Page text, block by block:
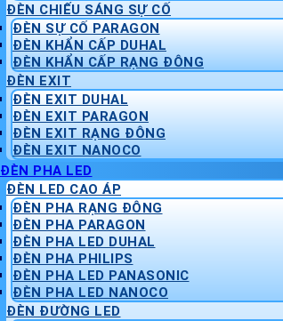
ĐÈN CHIẾU SÁNG SỰ CỐ
ĐÈN SỰ CỐ PARAGON
ĐÈN KHẨN CẤP DUHAL
ĐÈN KHẨN CẤP RẠNG ĐÔNG
ĐÈN EXIT
ĐÈN EXIT DUHAL
ĐÈN EXIT PARAGON
ĐÈN EXIT RẠNG ĐÔNG
ĐÈN EXIT NANOCO
ĐÈN PHA LED
ĐÈN LED CAO ÁP
ĐÈN PHA RẠNG ĐÔNG
ĐÈN PHA PARAGON
ĐÈN PHA LED DUHAL
ĐÈN PHA PHILIPS
ĐÈN PHA LED PANASONIC
ĐÈN PHA LED NANOCO
ĐÈN ĐƯỜNG LED